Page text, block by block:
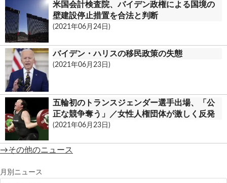
米国会計検査院、バイデン政権による国境の
壁建設停止措置を合法と判断
(2021年06月24日)
バイデン・ハリスの移民政策の失態
(2021年06月23日)
五輪初のトランスジェンダー選手出場、「公
正な競争奪う」／女性人権団体が激しく反発
(2021年06月23日)
→その他のニュース
月別ニュース